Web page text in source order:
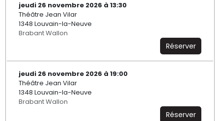
jeudi 26 novembre 2026 à 13:30
Théâtre Jean Vilar
1348 Louvain-la-Neuve
Brabant Wallon
Réserver
jeudi 26 novembre 2026 à 19:00
Théâtre Jean Vilar
1348 Louvain-la-Neuve
Brabant Wallon
Réserver